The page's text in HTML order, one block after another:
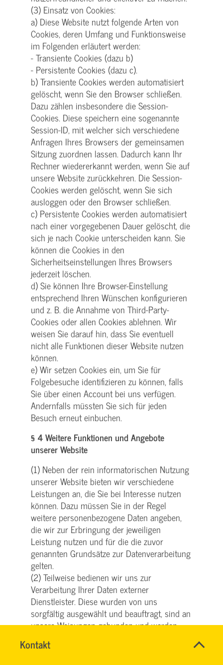
Kontakt
SVG
Name*
(3) Einsatz von Cookies:
a) Diese Website nutzt folgende Arten von
Cookies, deren Umfang und Funktionsweise
im Folgenden erläutert werden:
- Transiente Cookies (dazu b)
- Persistente Cookies (dazu c).
b) Transiente Cookies werden automatisiert
gelöscht, wenn Sie den Browser schließen.
Dazu zählen insbesondere die Session-
Cookies. Diese speichern eine sogenannte
Session-ID, mit welcher sich verschiedene
Anfragen Ihres Browsers der gemeinsamen
Sitzung zuordnen lassen. Dadurch kann Ihr
Rechner wiedererkannt werden, wenn Sie auf
unsere Website zurückkehren. Die Session-
Cookies werden gelöscht, wenn Sie sich
ausloggen oder den Browser schließen.
c) Persistente Cookies werden automatisiert
nach einer vorgegebenen Dauer gelöscht, die
sich je nach Cookie unterscheiden kann. Sie
können die Cookies in den
Sicherheitseinstellungen Ihres Browsers
jederzeit löschen.
d) Sie können Ihre Browser-Einstellung
entsprechend Ihren Wünschen konfigurieren
und z. B. die Annahme von Third-Party-
Cookies oder allen Cookies ablehnen. Wir
weisen Sie darauf hin, dass Sie eventuell
nicht alle Funktionen dieser Website nutzen
können.
e) Wir setzen Cookies ein, um Sie für
Folgebesuche identifizieren zu können, falls
Sie über einen Account bei uns verfügen.
Andernfalls müssten Sie sich für jeden
Besuch erneut einbuchen.
§ 4 Weitere Funktionen und Angebote
unserer Website
(1) Neben der rein informatorischen Nutzung
unserer Website bieten wir verschiedene
Leistungen an, die Sie bei Interesse nutzen
können. Dazu müssen Sie in der Regel
weitere personenbezogene Daten angeben,
die wir zur Erbringung der jeweiligen
Leistung nutzen und für die die zuvor
genannten Grundsätze zur Datenverarbeitung
gelten.
(2) Teilweise bedienen wir uns zur
Verarbeitung Ihrer Daten externer
Dienstleister. Diese wurden von uns
sorgfältig ausgewählt und beauftragt, sind an
unsere Weisungen gebunden und werden
regelmäßig kontrolliert.
(3) Weiterhin können wir Ihre